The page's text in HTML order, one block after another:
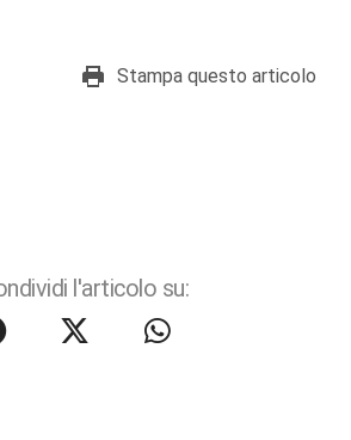
Stampa questo articolo
l'articolo su: